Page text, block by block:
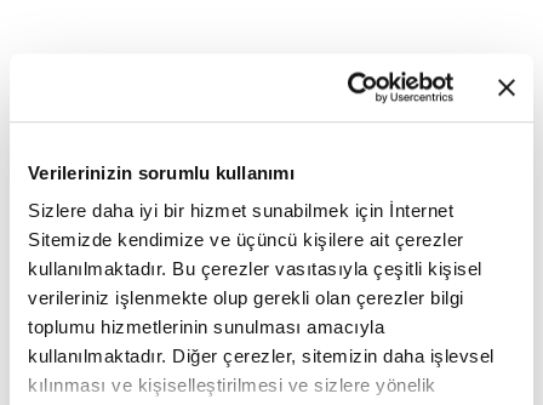
Verilerinizin sorumlu kullanımı
Sizlere daha iyi bir hizmet sunabilmek için İnternet
Sitemizde kendimize ve üçüncü kişilere ait çerezler
kullanılmaktadır. Bu çerezler vasıtasıyla çeşitli kişisel
verileriniz işlenmekte olup gerekli olan çerezler bilgi
toplumu hizmetlerinin sunulması amacıyla
kullanılmaktadır. Diğer çerezler, sitemizin daha işlevsel
kılınması ve kişiselleştirilmesi ve sizlere yönelik
iş birliğine ilişkin şu
açıklamalarda bulundu:
Toplantının açılışında konuşan SGK Başkanı Yunus
Elitaş, Sosyal Güvenlik Kurumu olarak, emeklilerin
kamu hizmetlerinden daha fazla fayda
sağlamalarına yönelik çalışmaların kararlılıkla
sürdürüldüğünü belirtti.